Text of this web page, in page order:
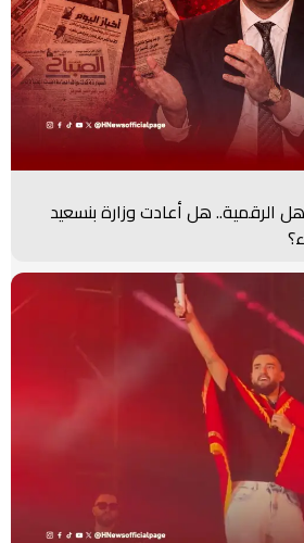
الرقمية.. هل أعادت وزارة بنسعيد